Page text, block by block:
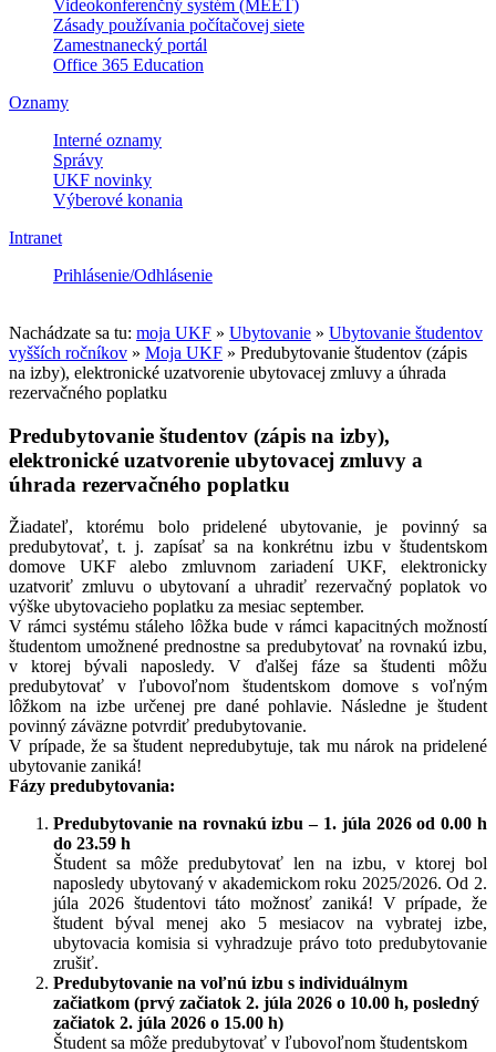
Videokonferenčný systém (MEET)
Zásady používania počítačovej siete
Zamestnanecký portál
Office 365 Education
Oznamy
Interné oznamy
Správy
UKF novinky
Výberové konania
Intranet
Prihlásenie/Odhlásenie
Nachádzate sa tu: moja UKF » Ubytovanie » Ubytovanie študentov
vyšších ročníkov » Moja UKF » Predubytovanie študentov (zápis
na izby), elektronické uzatvorenie ubytovacej zmluvy a úhrada
rezervačného poplatku
Predubytovanie študentov (zápis na izby),
elektronické uzatvorenie ubytovacej zmluvy a
úhrada rezervačného poplatku
Žiadateľ, ktorému bolo pridelené ubytovanie, je povinný sa
predubytovať, t. j. zapísať sa na konkrétnu izbu v študentskom
domove UKF alebo zmluvnom zariadení UKF, elektronicky
uzatvoriť zmluvu o ubytovaní a uhradiť rezervačný poplatok vo
výške ubytovacieho poplatku za mesiac september.
V rámci systému stáleho lôžka bude v rámci kapacitných možností
študentom umožnené prednostne sa predubytovať na rovnakú izbu,
v ktorej bývali naposledy. V ďalšej fáze sa študenti môžu
predubytovať v ľubovoľnom študentskom domove s voľným
lôžkom na izbe určenej pre dané pohlavie. Následne je študent
povinný záväzne potvrdiť predubytovanie.
V prípade, že sa študent nepredubytuje, tak mu nárok na pridelené
ubytovanie zaniká!
Fázy predubytovania:
Predubytovanie na rovnakú izbu – 1. júla 2026 od 0.00 h
do 23.59 h
Študent sa môže predubytovať len na izbu, v ktorej bol
naposledy ubytovaný v akademickom roku 2025/2026. Od 2.
júla 2026 študentovi táto možnosť zaniká! V prípade, že
študent býval menej ako 5 mesiacov na vybratej izbe,
ubytovacia komisia si vyhradzuje právo toto predubytovanie
zrušiť.
Predubytovanie na voľnú izbu s individuálnym
začiatkom (prvý začiatok 2. júla 2026 o 10.00 h, posledný
začiatok 2. júla 2026 o 15.00 h)
Študent sa môže predubytovať v ľubovoľnom študentskom